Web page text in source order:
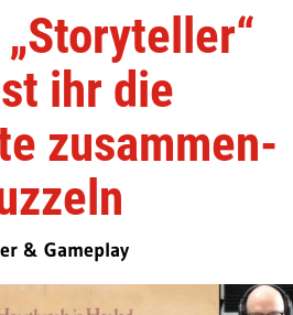
ihr die
zusammen-
& Gameplay